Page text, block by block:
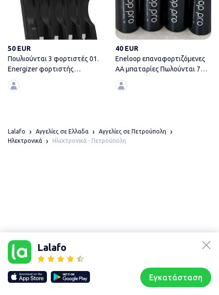
50 EUR
Πουλιούνται 3 φορτιστές 01.
Energizer φορτιστής
μπαταριών AA &
40 EUR
Eneloop επαναφορτιζόμενες
ΑΑ μπαταρίες Πωλούνται 7
επαναφορτιζόμενες
Lalafo
Εγκατάσταση
Lalafo Αγγελίες σε Ελλαδα
Αγγελίες σε Πετρούπολη
Ηλεκτρονικά
Ηλεκτρονικά - Πετρούπολη
Our websites
lalafo.kg
lalafo.rs
lalafo.pl
Sitemap
τοποθεσίας
Συζητήσεις Προφίλ